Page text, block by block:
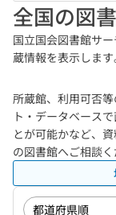
全国の図
国立国会図書館サ
蔵情報を表示します
所蔵館、利用可否
ト・データベース
とが可能かなど、
の図書館へご相談